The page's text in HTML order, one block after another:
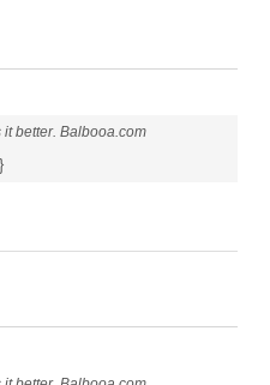
better. Balbooa.com
}